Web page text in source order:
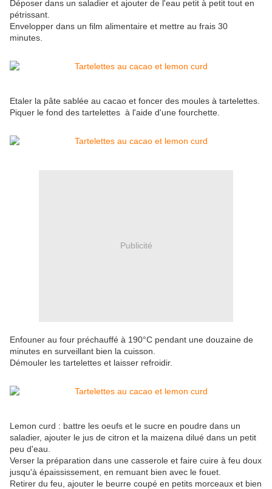
Déposer dans un saladier et ajouter de l'eau petit à petit tout en
pétrissant.
Envelopper dans un film alimentaire et mettre au frais 30
minutes.
Etaler la pâte sablée au cacao et foncer des moules à tartelettes.
Piquer le fond des tartelettes à l'aide d'une fourchette.
Publicité
Enfouner au four préchauffé à 190°C pendant une douzaine de
minutes en surveillant bien la cuisson.
Démouler les tartelettes et laisser refroidir.
Lemon curd : battre les oeufs et le sucre en poudre dans un
saladier, ajouter le jus de citron et la maizena dilué dans un petit
peu d'eau.
Verser la préparation dans une casserole et faire cuire à feu doux
jusqu'à épaississement, en remuant bien avec le fouet.
Retirer du feu, ajouter le beurre coupé en petits morceaux et bien